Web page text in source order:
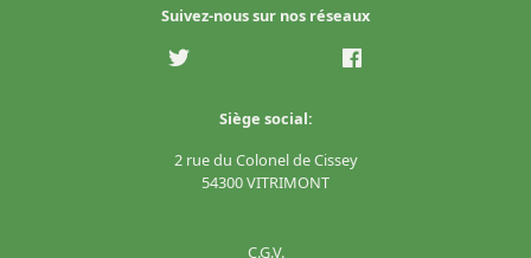
Suivez-nous sur nos réseaux
Siège social:
2 rue du Colonel de Cissey
54300 VITRIMONT
C.G.V.